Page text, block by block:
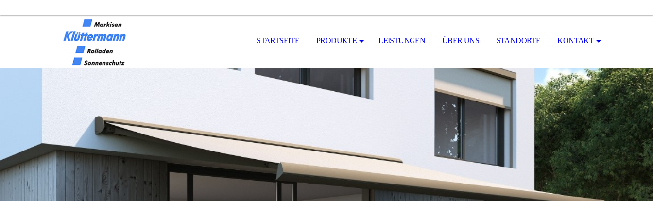
STARTSEITE PRODUKTE LEISTUNGEN ÜBER UNS STANDORTE KONTAKT